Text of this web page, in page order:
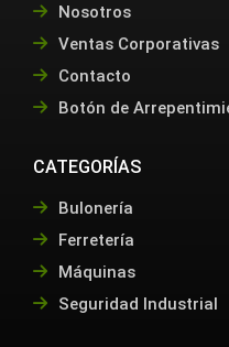
Nosotros
Ventas Corporativas
Contacto
Botón de
CATEGORÍAS
Bulonería
Ferretería
Máquinas
Seguridad Industrial